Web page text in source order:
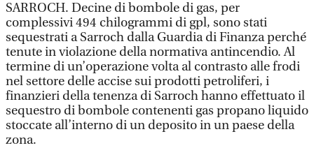
SARROCH. Decine di bombole di gas, per
complessivi 494 chilogrammi di gpl, sono stati
sequestrati a Sarroch dalla Guardia di Finanza perché
tenute in violazione della normativa antincendio. Al
termine di un’operazione volta al contrasto alle frodi
nel settore delle accise sui prodotti petroliferi, i
finanzieri della tenenza di Sarroch hanno effettuato il
sequestro di bombole contenenti gas propano liquido
stoccate all’interno di un deposito in un paese della
zona.